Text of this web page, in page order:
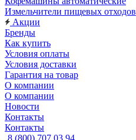
Измельчители пищевых отходов
Акции
Бренды
Как купить
Условия оплаты
Условия доставки
Гарантия на товар
О компании
О компании
Новости
Контакты
Контакты
8 (800) 707 03 94